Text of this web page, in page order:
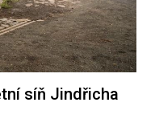
síň Jindřicha